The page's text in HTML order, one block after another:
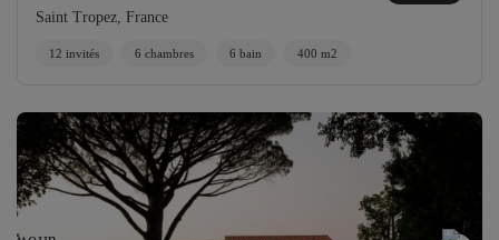
Saint Tropez, France
12 invités 6 chambres 6 bain 400 m2